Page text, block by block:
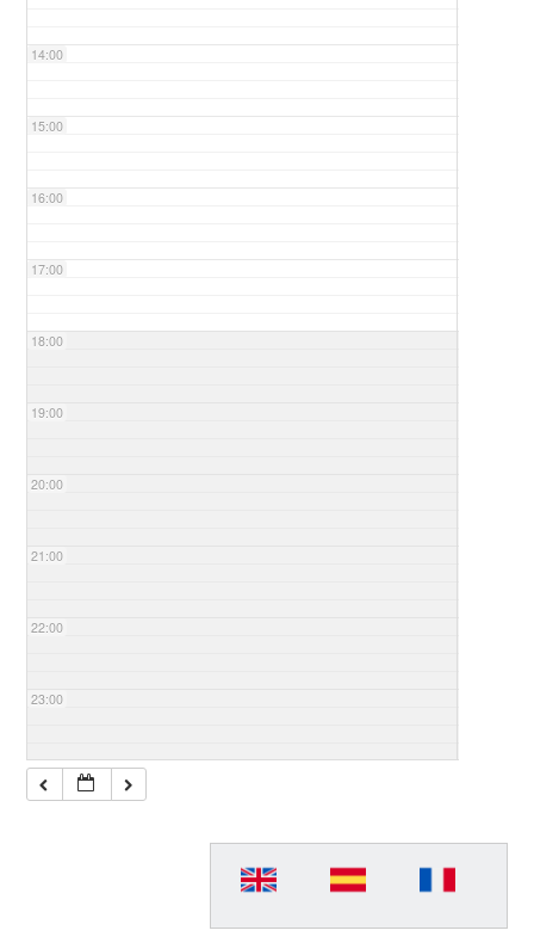
14:00
15:00
16:00
17:00
18:00
19:00
20:00
21:00
22:00
23:00